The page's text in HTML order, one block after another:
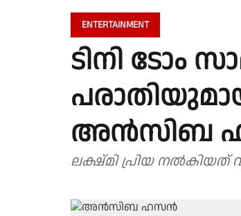
ENTERTAINMENT
ടിനി ടോം
അൻസിബ
ലക്ഷ്മി പ്രിയ